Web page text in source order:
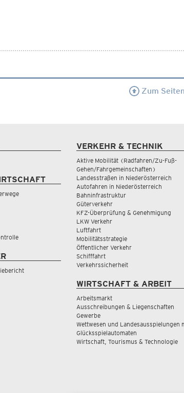
Zum
VERKEHR & TECHNIK
Aktive Mobilität (Radfahren/Zu-Fuß-
Gehen/Fahrgemeinschaften)
Landesstraßen in Niederösterreich
Autofahren in Niederösterreich
Bahninfrastruktur
Güterverkehr
KFZ-Überprüfung & Genehmigung
LKW Verkehr
Luftfahrt
Mobilitätsstrategie
Öffentlicher Verkehr
Schifffahrt
Verkehrssicherheit
WIRTSCHAFT & ARBEIT
Arbeitsmarkt
Ausschreibungen & Liegenschaften
Gewerbe
Wettwesen und Landesausspielungen
Glücksspielautomaten
Wirtschaft, Tourismus & Technologie